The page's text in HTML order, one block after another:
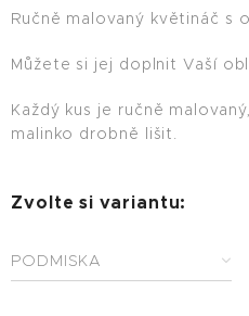
Ručně malovaný květináč s
Můžete si jej doplnit Vaší
Každý kus je ručně
malinko drobně lišit.
Zvolte si variantu:
PODMISKA